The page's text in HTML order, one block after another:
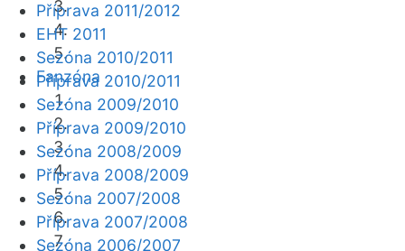
Fanzóna
Příprava 2011/2012
EHT 2011
Sezóna 2010/2011
Příprava 2010/2011
Sezóna 2009/2010
Příprava 2009/2010
Sezóna 2008/2009
Příprava 2008/2009
Sezóna 2007/2008
Příprava 2007/2008
Sezóna 2006/2007